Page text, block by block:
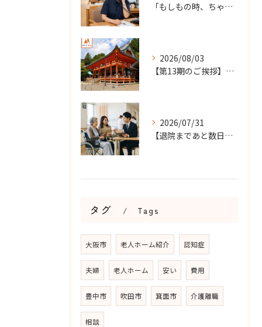
「もしもの時、ちゃんと知らせてもらえる？」
2026/08/03
【第13期のご挨拶】感謝を力に、さらなる挑戦の一年へ
2026/07/31
【退院まであと数日…】老人ホーム探しを急ぐケースで大切なこと...
タグ Tags
大阪市 老人ホーム紹介 認知症
夫婦 老人ホーム 安い 費用
豊中市 吹田市 箕面市 介護離職
相談